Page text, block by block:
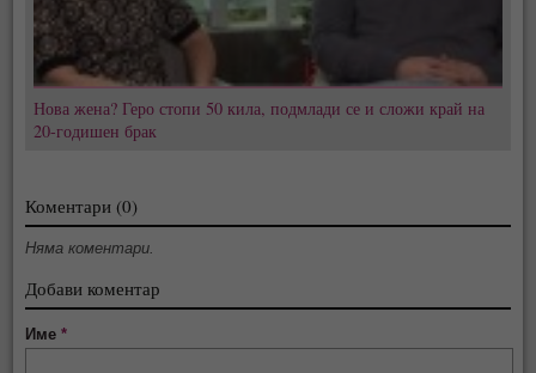
Нова жена? Геро стопи 50 кила, подмлади се и сложи край на
20-годишен брак
Коментари (0)
Няма коментари.
Добави коментар
Име*